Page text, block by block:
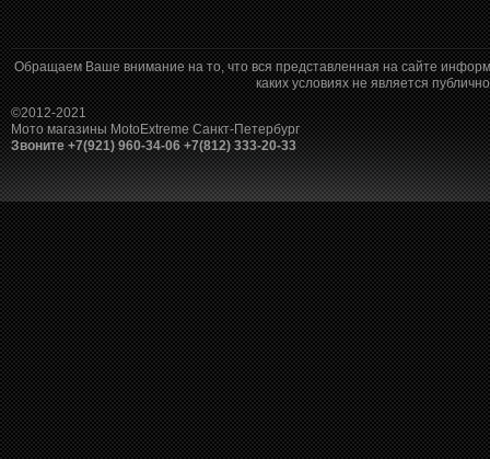
Обращаем Ваше внимание на то, что вся представленная на сайте
каких условиях не является
©2012-2021
Мото магазины MotoExtreme Санкт-Петербург
Звоните +7(921) 960-34-06 +7(812) 333-20-33